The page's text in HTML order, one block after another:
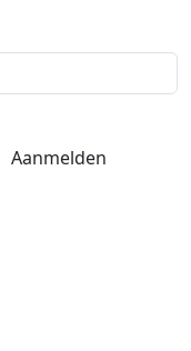
Aanmelden